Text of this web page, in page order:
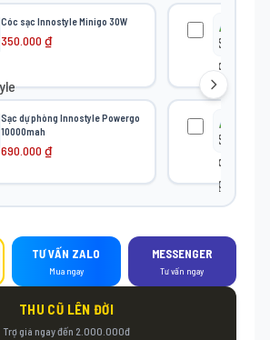
Cóc sạc Innostyle Minigo 30W
350.000 ₫
Sạc dự phòng Innostyle Powergo
10000mah
690.000 ₫
TƯ VẤN ZALO
Mua ngay
MESSENGER
Tư vấn ngay
THU CŨ LÊN ĐỜI
Trợ giá ngay đến 2.000.000đ